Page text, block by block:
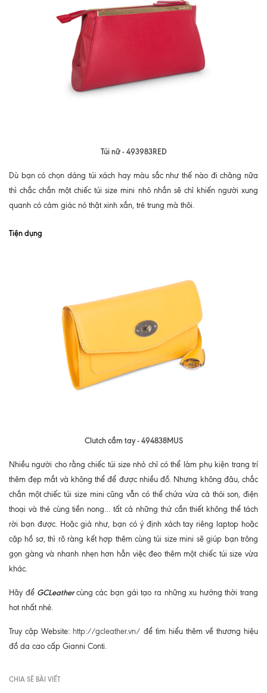
Túi nữ - 493983RED
Dù bạn có chọn dáng túi xách hay màu sắc như thế nào đi chăng nữa
thì chắc chắn một chiếc túi size mini nhỏ nhắn sẽ chỉ khiến người xung
quanh có cảm giác nó thật xinh xắn, trẻ trung mà thôi.
Tiện dụng
Clutch cầm tay - 494838MUS
Nhiều người cho rằng chiếc túi size nhỏ chỉ có thể làm phụ kiện trang trí
thêm đẹp mắt và không thể để được nhiều đồ. Nhưng không đâu, chắc
chắn một chiếc túi size mini cũng vẫn có thể chứa vừa cả thỏi son, điện
thoại và thẻ cùng tiền nong… tất cả những thứ cần thiết không thể tách
rời bạn được. Hoặc giả như, bạn có ý định xách tay riêng laptop hoặc
cặp hồ sơ, thì rõ ràng kết hợp thêm cùng túi size mini sẽ giúp bạn trông
gọn gàng và nhanh nhẹn hơn hẳn việc đeo thêm một chiếc túi size vừa
khác.
Hãy để GCLeathercùng các bạn gái tạo ra những xu hướng thời trang
hot nhất nhé.
Truy cập Website: http://gcleather.vn/ để tìm hiểu thêm về thương hiệu
đồ da cao cấp Gianni Conti.
CHIA SẼ BÀI VIẾT